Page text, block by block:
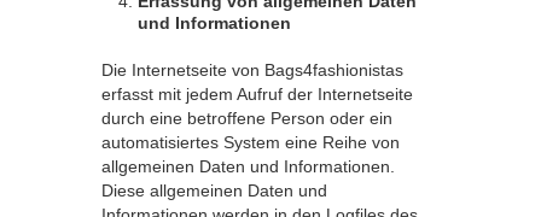
und Informationen
Die Internetseite von Bags4fashionistas
erfasst mit jedem Aufruf der Internetseite
durch eine betroffene Person oder ein
automatisiertes System eine Reihe von
allgemeinen Daten und Informationen.
Diese allgemeinen Daten und